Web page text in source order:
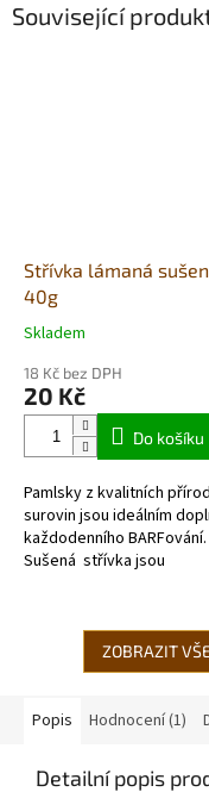
Související
Střívka lámaná
40g
Průměrné
produktu
je
hvězdiček.
Skladem
18 Kč bez DPH
20 Kč
Do košíku
Pamlsky z kvalitních
surovin jsou ideálním
každodenního BARFování.
Sušená střívka jsou
čenichy. Velmi...
ZOBRAZIT
Popis Hodnocení (1)
Detailní popis